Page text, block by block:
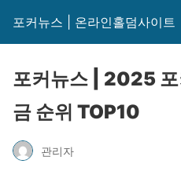
포커뉴스 | 온라인홀덤사이트
포커뉴스 | 2025 포
금 순위 TOP10
관리자